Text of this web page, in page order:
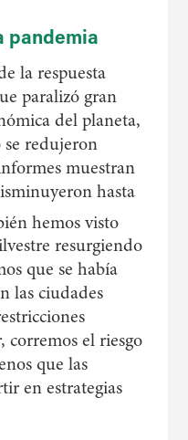
pandemia
la respuesta
paralizó gran
del planeta,
se redujeron
muestran
hasta
hemos visto
resurgiendo
que se había
las ciudades
corremos el riesgo
que las
en estrategias